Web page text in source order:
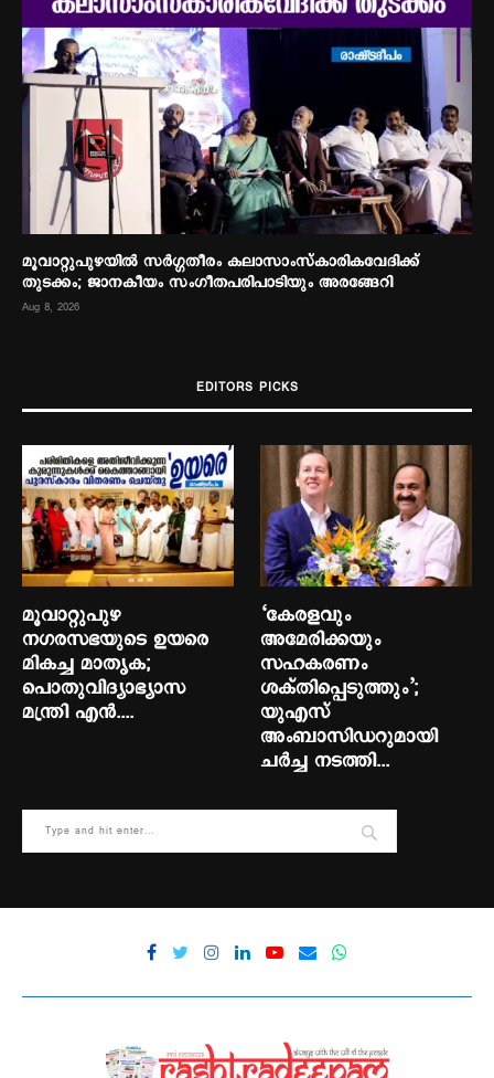
മൂവാറ്റുപുഴയില്‍ സര്‍ഗ്ഗതീരം കലാസാംസ്‌കാരികവേദിക്ക്
തുടക്കം; ജാനകീയം സംഗീതപരിപാടിയും അരങ്ങേറി
Aug 8, 2026
EDITORS PICKS
മൂവാറ്റുപുഴ
നഗരസഭയുടെ ഉയരെ
മികച്ച മാതൃക;
പൊതുവിദ്യാഭ്യാസ
മന്ത്രി എന്‍....
‘കേരളവും
അമേരിക്കയും
സഹകരണം
ശക്തിപ്പെടുത്തും’;
യുഎസ്
അംബാസിഡറുമായി
ചർച്ച നടത്തി...